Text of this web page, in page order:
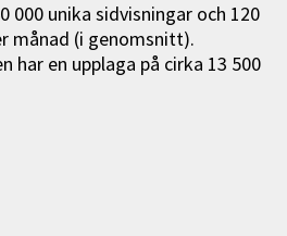
000 unika sidvisningar och 120
månad (i genomsnitt).
har en upplaga på cirka 13 500